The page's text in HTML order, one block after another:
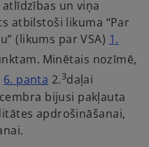
un viņa
atbilstoši likuma “Par
(likums par VSA) 1.
Minētais nozīmē,
6. panta o
p
e
2.3daļai
bijusi pakļauta
apdrošināšanai,